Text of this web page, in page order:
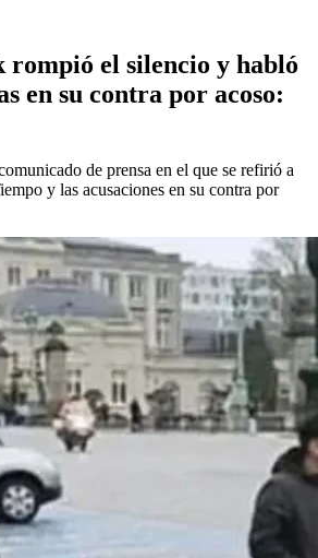
el silencio y habló
en su contra por acoso:
de prensa en el que se refirió a
y las acusaciones en su contra por